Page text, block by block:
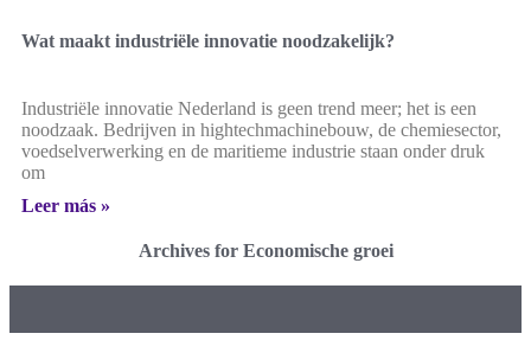
Wat maakt industriële innovatie noodzakelijk?
Industriële innovatie Nederland is geen trend meer; het is een
noodzaak. Bedrijven in hightechmachinebouw, de chemiesector,
voedselverwerking en de maritieme industrie staan onder druk
om
Leer más »
Archives for Economische groei